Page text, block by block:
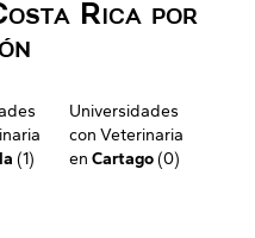
Rica por
(1)
Universidades
con Veterinaria
en Cartago(0)